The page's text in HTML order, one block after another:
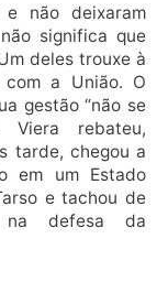
e não deixaram
significa que
deles trouxe à
a União. O
gestão “não se
Viera rebateu,
tarde, chegou a
em um Estado
e tachou de
na defesa da